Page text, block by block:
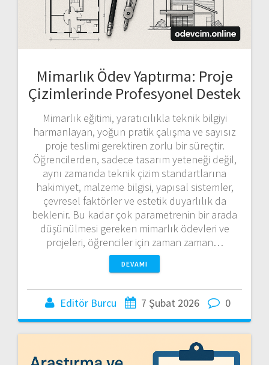
Mimarlık Ödev Yaptırma: Proje
Çizimlerinde Profesyonel Destek
Mimarlık eğitimi, yaratıcılıkla teknik bilgiyi
harmanlayan, yoğun pratik çalışma ve sayısız
proje teslimi gerektiren zorlu bir süreçtir.
Öğrencilerden, sadece tasarım yeteneği değil,
aynı zamanda teknik çizim standartlarına
hakimiyet, malzeme bilgisi, yapısal sistemler,
çevresel faktörler ve estetik duyarlılık da
beklenir. Bu kadar çok parametrenin bir arada
düşünülmesi gereken mimarlık ödevleri ve
projeleri, öğrenciler için zaman zaman…
DEVAMI
Editör Burcu 7 Şubat 2026 0